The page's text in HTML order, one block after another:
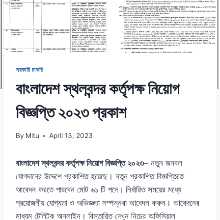
সরকারি চাকরি
বাংলাদেশ স্থলবন্দর কর্তৃপক্ষ নিয়োগ
বিজ্ঞপ্তি ২০২৩ প্রকাশ
By Mitu April 13, 2023
বাংলাদেশ স্থলবন্দর কর্তৃপক্ষ নিয়োগ বিজ্ঞপ্তি ২০২৩– নতুন জনবল
যোগদানের উদ্দেশে প্রকাশিত হয়েছে। নতুন প্রকাশিত বিজ্ঞপ্তিতে
আবেদন করতে পারবেন মোট ৬১ টি পদে। নির্ধারিত সময়ের মধ্যে
প্রয়োজনীয় যোগ্যতা ও অভিজ্ঞতা সম্পন্নরা আবেদন করুন। আবেদনের
মাধ্যম টেলিটক অনলাইন। বিস্তারিত দেখুন নিচের অফিসিয়াল